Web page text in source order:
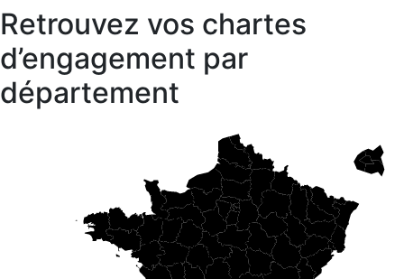
Retrouvez vos chartes
d’engagement par
département